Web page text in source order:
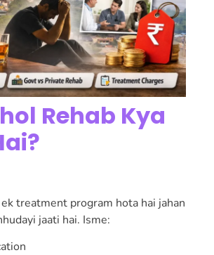
Rehab Kya
treatment program hota hai jahan
jaati hai. Isme: